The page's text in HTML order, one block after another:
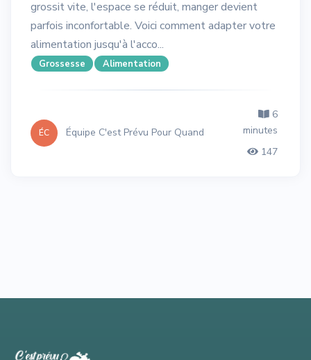
grossit vite, l'espace se réduit, manger devient
parfois inconfortable. Voici comment adapter votre
alimentation jusqu'à l'acco...
Grossesse Alimentation
ÉC Équipe C'est Prévu Pour Quand
6
minutes
147